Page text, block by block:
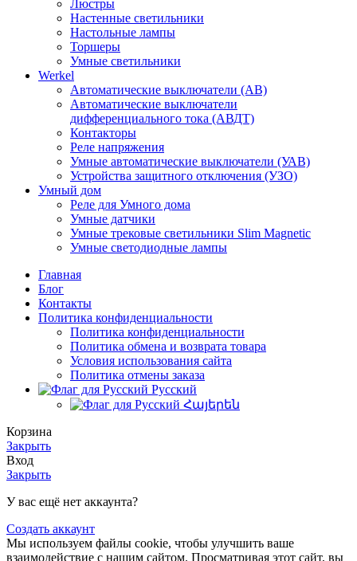
Люстры
Настенные светильники
Настольные лампы
Торшеры
Умные светильники
Werkel
Автоматические выключатели (АВ)
Автоматические выключатели
дифференциального тока (АВДТ)
Контакторы
Реле напряжения
Умные автоматические выключатели (УАВ)
Устройства защитного отключения (УЗО)
Умный дом
Реле для Умного дома
Умные датчики
Умные трековые светильники Slim Magnetic
Умные светодиодные лампы
Главная
Блог
Контакты
Политика конфиденциальности
Политика конфиденциальности
Политика обмена и возврата товара
Условия использования сайта
Политика отмены заказа
Русский
Հայերեն
Корзина
Закрыть
Вход
Закрыть
У вас ещё нет аккаунта?
Создать аккаунт
Мы используем файлы cookie, чтобы улучшить ваше
взаимодействие с нашим сайтом. Просматривая этот сайт, вы